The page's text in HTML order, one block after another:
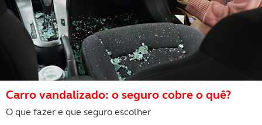
Carro vandalizado: o seguro cobre o quê?
O que fazer e que seguro escolher